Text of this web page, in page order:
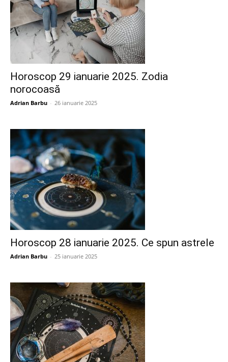
Horoscop 29 ianuarie 2025. Zodia
norocoasă
Adrian Barbu - 26 ianuarie 2025
Horoscop 28 ianuarie 2025. Ce spun astrele
Adrian Barbu - 25 ianuarie 2025